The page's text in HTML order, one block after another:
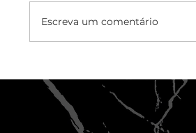
o Painel Ripado de
e limpa
Escreva um comentário